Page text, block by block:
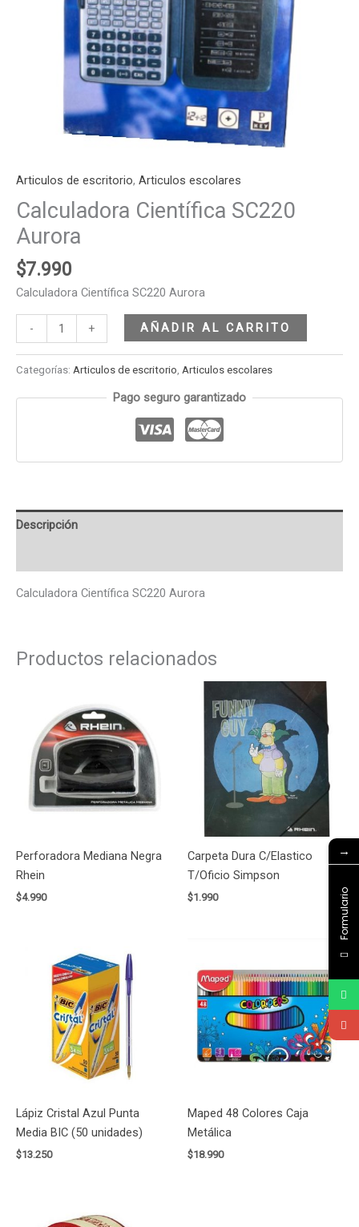
Articulos de escritorio, Articulos escolares
Calculadora Científica SC220
Aurora
$7.990
Calculadora Científica SC220 Aurora
- + AÑADIR AL CARRITO
Categorías: Articulos de escritorio Articulos escolares
Pago seguro garantizado
Descripción
Calculadora Científica SC220 Aurora
Productos relacionados
Perforadora Mediana Negra
Rhein
$4.990
Carpeta Dura C/Elastico
T/Oficio Simpson
$1.990
Lápiz Cristal Azul Punta
Media BIC (50 unidades)
$13.250
Maped 48 Colores Caja
Metálica
$18.990
→
Formulario